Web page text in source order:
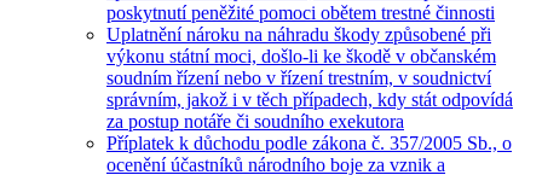
poskytnutí peněžité pomoci obětem trestné činnosti
Uplatnění nároku na náhradu škody způsobené při
výkonu státní moci, došlo-li ke škodě v občanském
soudním řízení nebo v řízení trestním, v soudnictví
správním, jakož i v těch případech, kdy stát odpovídá
za postup notáře či soudního exekutora
Příplatek k důchodu podle zákona č. 357/2005 Sb., o
ocenění účastníků národního boje za vznik a